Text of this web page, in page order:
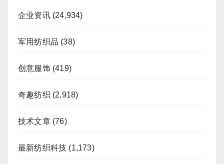
企业资讯(24,934)
军用纺织品 (38)
创意服饰(419)
奇趣纺织 (2,918)
技术文章(76)
最新纺织科技 (1,173)